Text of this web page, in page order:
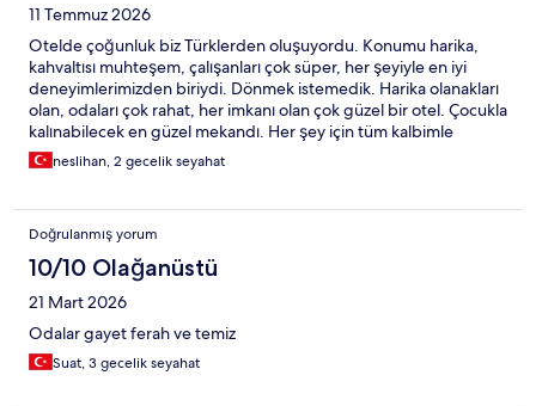
11 Temmuz 2026
Otelde çoğunluk biz Türklerden oluşuyordu. Konumu harika,
kahvaltısı muhteşem, çalışanları çok süper, her şeyiyle en iyi
deneyimlerimizden biriydi. Dönmek istemedik. Harika olanakları
olan, odaları çok rahat, her imkanı olan çok güzel bir otel. Çocukla
kalınabilecek en güzel mekandı. Her şey için tüm kalbimle
teşekkür ediyorum.
neslihan, 2 gecelik seyahat
Doğrulanmış yorum
10/10 Olağanüstü
21 Mart 2026
Odalar gayet ferah ve temiz
Suat, 3 gecelik seyahat